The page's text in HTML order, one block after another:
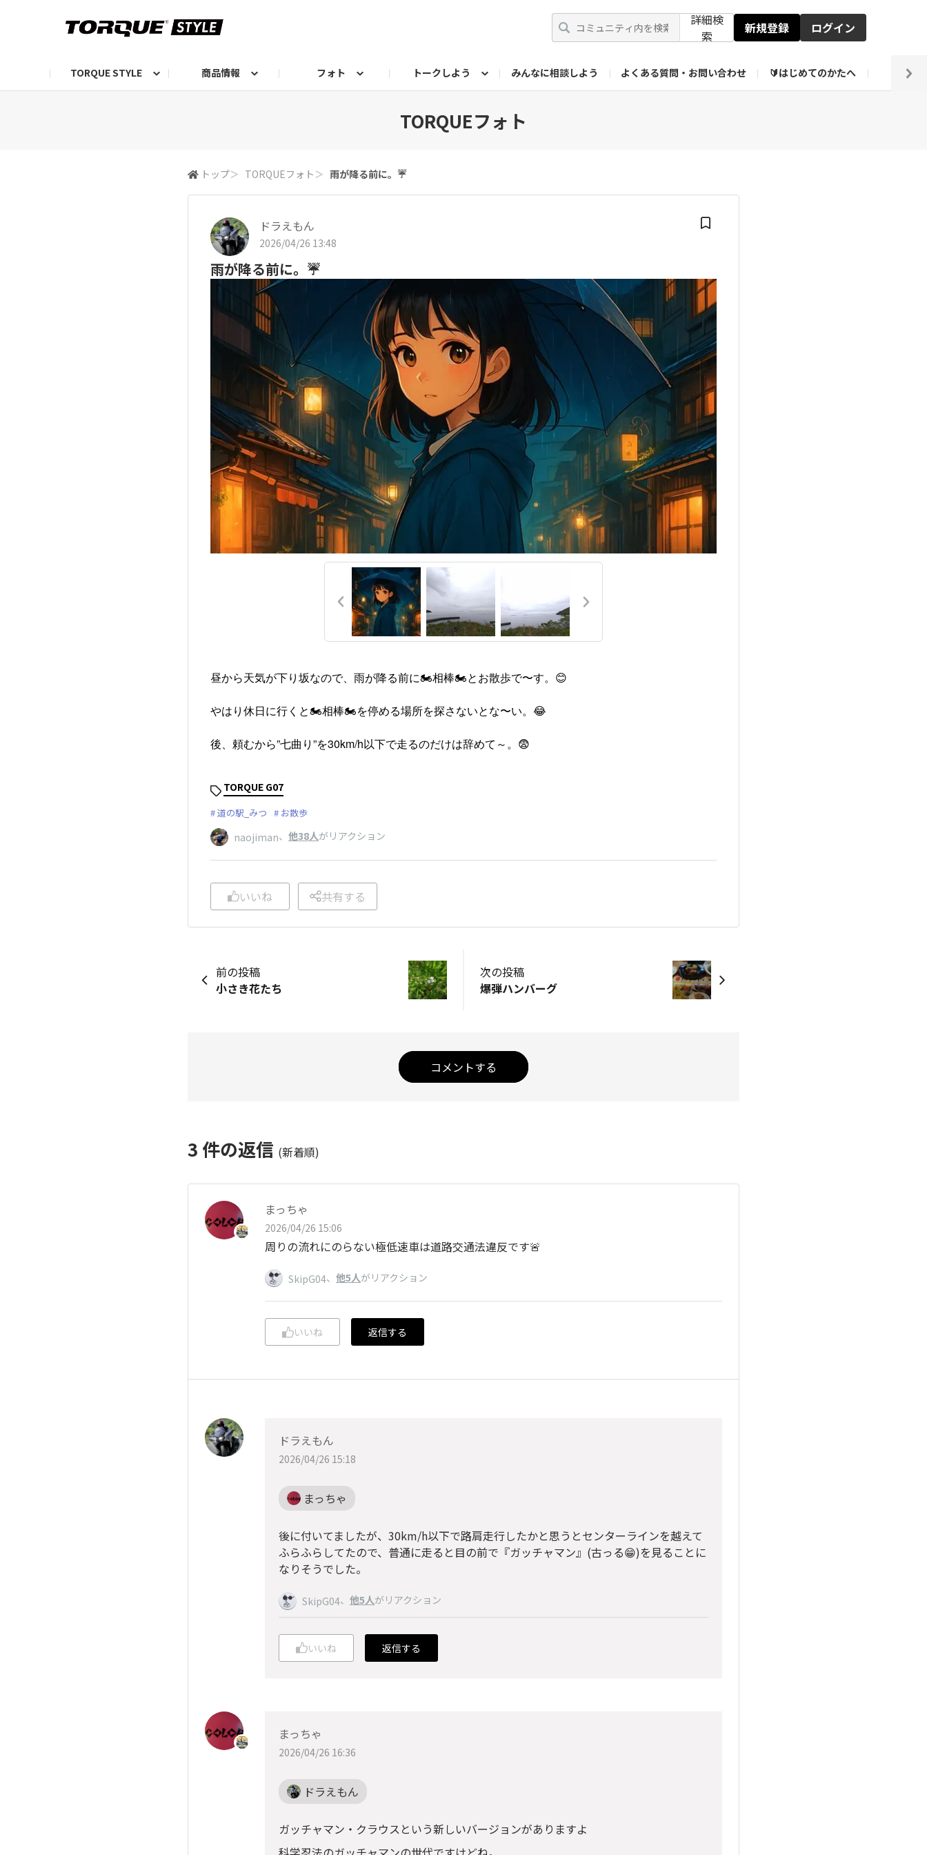
詳細検
索
新規登録 ログイン
TORQUE STYLE 商品情報 フォト トークしよう みんなに相談しよう よくある質問・お問い合わせ 🔰はじめてのかたへ 編集
TORQUEフォト
トップ＞ TORQUEフォト ＞ 雨が降る前に。☔
ドラえもん
2026/04/26 13:48
雨が降る前に。☔
昼から天気が下り坂なので、雨が降る前に🏍️相棒🏍️とお散歩で〜す。😊
やはり休日に行くと🏍️相棒🏍️を停める場所を探さないとな〜い。😂
後、頼むから”七曲り”を30km/h以下で走るのだけは辞めて～。😨
TORQUE G07
道の駅_みつ お散歩
naojiman、 他38人がリアクション
いいね 共有する
前の投稿
小さき花たち
次の投稿
爆弾ハンバーグ
コメントする
3 件の返信 (新着順)
まっちゃ
2026/04/26 15:06
周りの流れにのらない極低速車は道路交通法違反です🚨
SkipG04、 他5人がリアクション
いいね 返信する
ドラえもん
2026/04/26 15:18
まっちゃ
後に付いてましたが、30km/h以下で路肩走行したかと思うとセンターラインを越えて
ふらふらしてたので、普通に走ると目の前で『ガッチャマン』(古っる😁)を見ることに
なりそうでした。
SkipG04、 他5人がリアクション
いいね 返信する
まっちゃ
2026/04/26 16:36
ドラえもん
ガッチャマン・クラウスという新しいバージョンがありますよ